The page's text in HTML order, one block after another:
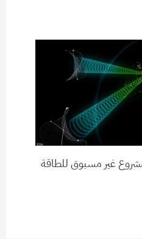
غير مسبوق للطاقة